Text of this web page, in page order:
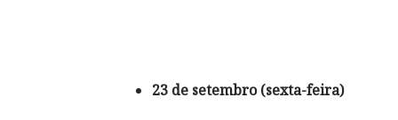
23 de setembro (sexta-feira)